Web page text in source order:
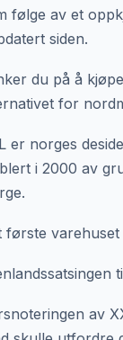
følge av et
siden.
du på å
for
er norges
i 2000 av
første
av